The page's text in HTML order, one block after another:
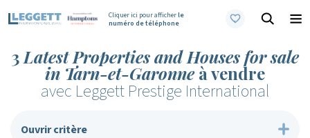
Cliquer ici pour afficherle
numéro de téléphone
3 Latest Properties and Houses for sale
in Tarn-et-Garonneà vendre
avec Leggett Prestige International
Ouvrir critère